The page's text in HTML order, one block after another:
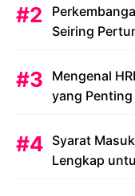
Seiring
Mengenal
yang Penting
Syarat
Lengkap